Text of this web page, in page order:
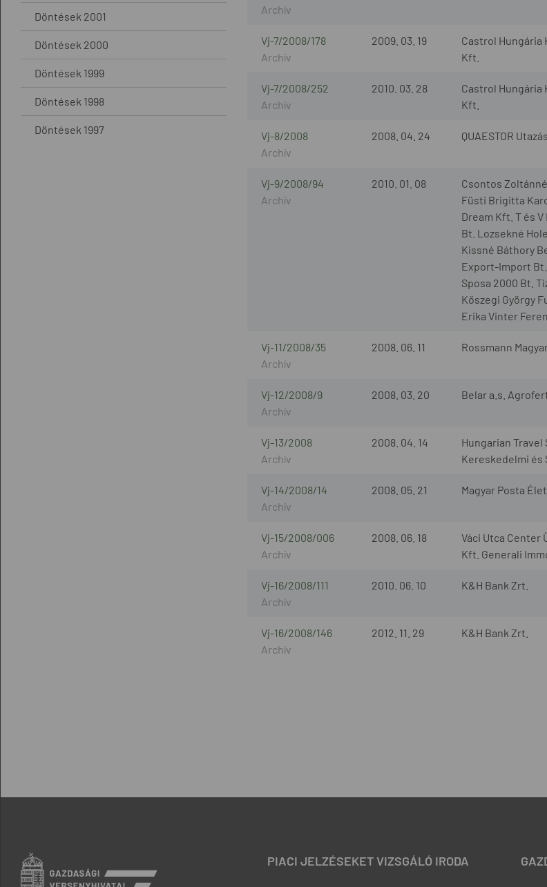
Döntések 2001
Döntések 2000
Döntések 1999
Döntések 1998
Döntések 1997
2009. 03. 19
Vj-7/2008/178
Castrol Hungária
Kft.
2010. 03. 28
Vj-7/2008/252
Castrol Hungária
Kft.
2008. 04. 24
Vj-8/2008 QUAESTOR
2010. 01. 08
Vj-9/2008/94
Csontos
Füsti Brigitta
Dream Kft. T és
Bt. Lozsekné
Kissné Báthory
Export-Import
Sposa 2000 Bt.
Kőszegi György
Erika Vinter
2008. 06. 11
Vj-11/2008/35 Rossmann
2008. 03. 20
Vj-12/2008/9 Belar a.s.
2008. 04. 14
Vj-13/2008
Hungarian Travel
Kereskedelmi és
2008. 05. 21
Vj-14/2008/14 Magyar Posta
2008. 06. 18
Vj-15/2008/006
Váci Utca Center
Kft. Generali
2010. 06. 10
Vj-16/2008/111 K&H Bank Zrt.
2012. 11. 29
Vj-16/2008/146 K&H Bank Zrt.
PIACI JELZÉSEKET VIZSGÁLÓ IRODA